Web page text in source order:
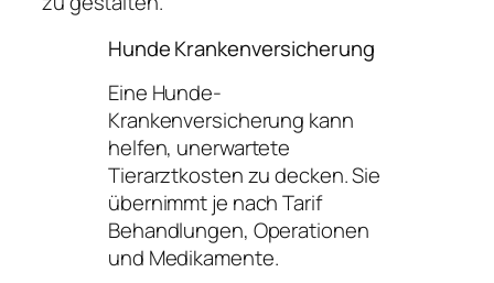
Hunde Krankenversicherung
Eine Hunde-
Krankenversicherung kann
helfen, unerwartete
Tierarztkosten zu decken. Sie
übernimmt je nach Tarif
Behandlungen, Operationen
und Medikamente.